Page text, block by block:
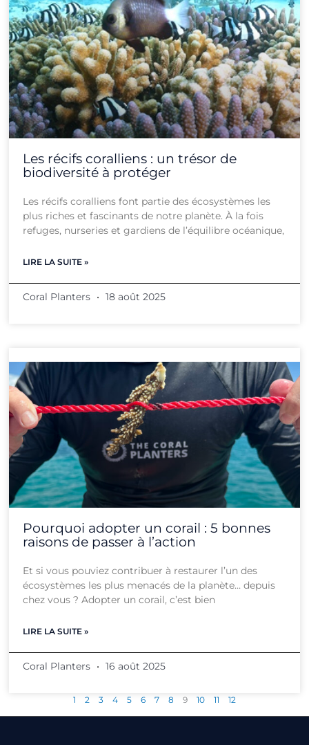
Les récifs coralliens : un trésor de
biodiversité à protéger
Les récifs coralliens font partie des écosystèmes les
plus riches et fascinants de notre planète. À la fois
refuges, nurseries et gardiens de l’équilibre océanique,
LIRE LA SUITE »
Coral Planters 18 août 2025
Pourquoi adopter un corail : 5 bonnes
raisons de passer à l’action
Et si vous pouviez contribuer à restaurer l’un des
écosystèmes les plus menacés de la planète… depuis
chez vous ? Adopter un corail, c’est bien
LIRE LA SUITE »
Coral Planters 16 août 2025
1 2 3 4 5 6 7 8 9 10 11 12